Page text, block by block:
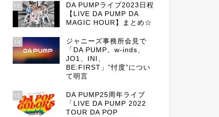
13
DA PUMPライブ2023日程
【LIVE DA PUMP DA
MAGIC HOUR】まとめ☆
14
ジャニーズ事務所会見で
「DA PUMP、w-inds、
JO1、INI、
BE:FIRST」”忖度”につい
て明言
15
DA PUMP25周年ライブ
「LIVE DA PUMP 2022
TOUR DA POP